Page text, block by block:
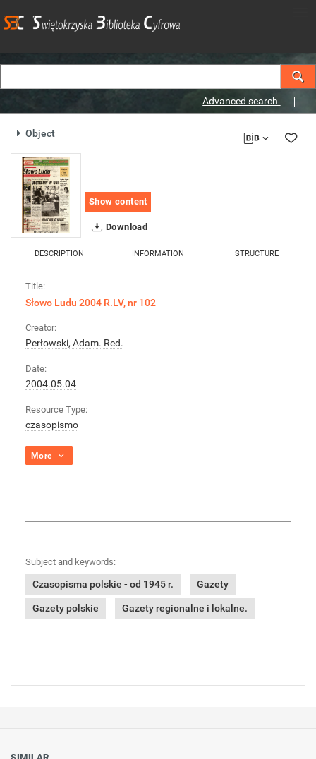
Advanced search
Object
Show content
Download
DESCRIPTION INFORMATION STRUCTURE
Title:
Słowo Ludu 2004 R.LV, nr 102
Creator:
Perłowski, Adam. Red.
Date:
2004.05.04
Resource Type:
czasopismo
More
Subject and keywords:
Czasopisma polskie - od 1945 r. Gazety
Gazety polskie Gazety regionalne i lokalne.